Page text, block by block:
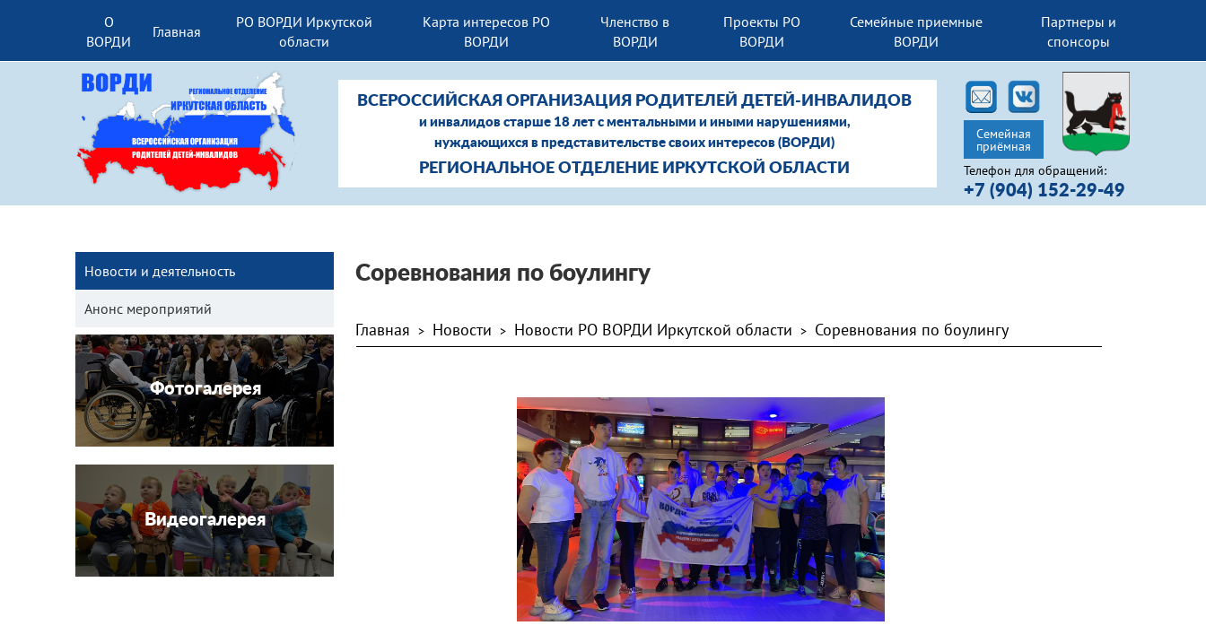
О
ВОРДИ
Главная
РО ВОРДИ Иркутской
области
Карта интересов РО
ВОРДИ
Членство в
ВОРДИ
Проекты РО
ВОРДИ
Семейные приемные
ВОРДИ
Партнеры и
спонсоры
Телефон для обращений:
+7 (904) 152-29-49
ВСЕРОССИЙСКАЯ ОРГАНИЗАЦИЯ РОДИТЕЛЕЙ ДЕТЕЙ-ИНВАЛИДОВ
и инвалидов старше 18 лет с ментальными и иными нарушениями,
нуждающихся в представительстве своих интересов (ВОРДИ)
РЕГИОНАЛЬНОЕ ОТДЕЛЕНИЕ ИРКУТСКОЙ ОБЛАСТИ
Семейная
приёмная
Новости и деятельность
Анонс мероприятий
Фотогалерея
Видеогалерея
Соревнования по боулингу
Главная > Новости > Новости РО ВОРДИ Иркутской области > Соревнования по боулингу